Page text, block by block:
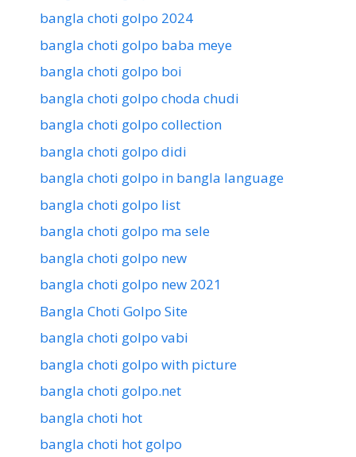
bangla choti golpo 2024
bangla choti golpo baba meye
bangla choti golpo boi
bangla choti golpo choda chudi
bangla choti golpo collection
bangla choti golpo didi
bangla choti golpo in bangla language
bangla choti golpo list
bangla choti golpo ma sele
bangla choti golpo new
bangla choti golpo new 2021
Bangla Choti Golpo Site
bangla choti golpo vabi
bangla choti golpo with picture
bangla choti golpo.net
bangla choti hot
bangla choti hot golpo